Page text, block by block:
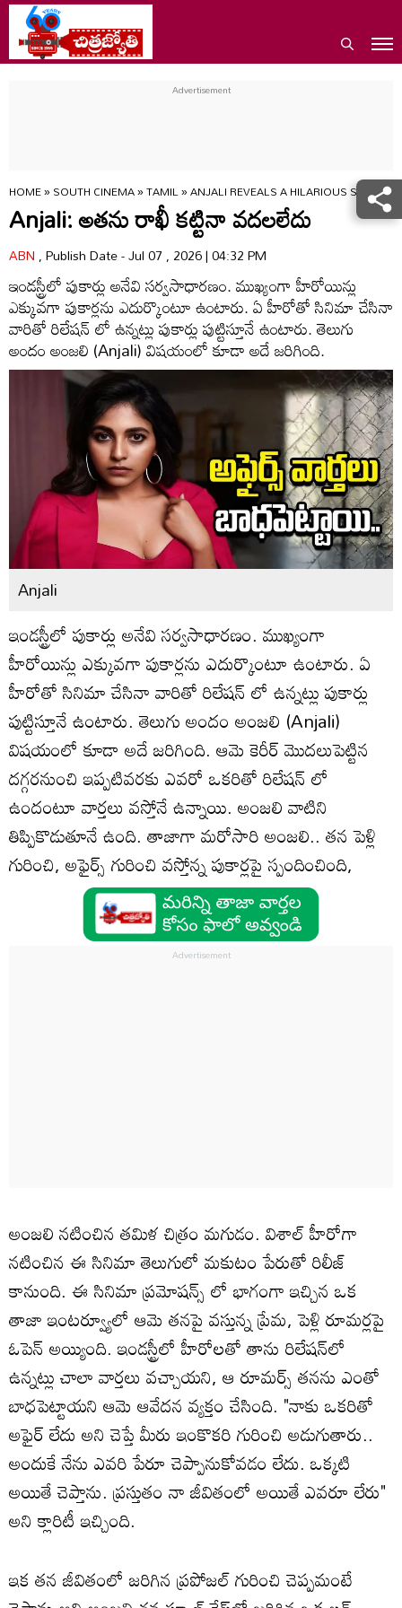
HOME»SOUTH CINEMA»TAMIL»ANJALI REVEALS A HILARIOUS
Anjali: అతను రాఖీ కట్టినా వదలలేదు
ABN, Publish Date - Jul 07 , 2026 | 04:32 PM
ఇండస్ట్రీలో పుకార్లు అనేవి సర్వసాధారణం. ముఖ్యంగా హీరోయిన్లు
ఎక్కువగా పుకార్లను ఎదుర్కొంటూ ఉంటారు. ఏ హీరోతో సినిమా చేసినా
వారితో రిలేషన్ లో ఉన్నట్లు పుకార్లు పుట్టిస్తూనే ఉంటారు. తెలుగు
అందం అంజలి (Anjali) విషయంలో కూడా అదే జరిగింది.
Anjali
ఇండస్ట్రీలో పుకార్లు అనేవి సర్వసాధారణం. ముఖ్యంగా
హీరోయిన్లు ఎక్కువగా పుకార్లను ఎదుర్కొంటూ ఉంటారు. ఏ
హీరోతో సినిమా చేసినా వారితో రిలేషన్ లో ఉన్నట్లు పుకార్లు
పుట్టిస్తూనే ఉంటారు. తెలుగు అందం అంజలి (Anjali)
విషయంలో కూడా అదే జరిగింది. ఆమె కెరీర్ మొదలుపెట్టిన
దగ్గరనుంచి ఇప్పటివరకు ఎవరో ఒకరితో రిలేషన్ లో
ఉందంటూ వార్తలు వస్తోనే ఉన్నాయి. అంజలి వాటిని
తిప్పికొడుతూనే ఉంది. తాజాగా మరోసారి అంజలి.. తన పెళ్లి
గురించి, అఫైర్స్ గురించి వస్తోన్న పుకార్లపై స్పందించింది,
అంజలి నటించిన తమిళ చిత్రం మగుడం. విశాల్ హీరోగా
నటించిన ఈ సినిమా తెలుగులో మకుటం పేరుతో రిలీజ్
కానుంది. ఈ సినిమా ప్రమోషన్స్ లో భాగంగా ఇచ్చిన ఒక
తాజా ఇంటర్వ్యూలో ఆమె తనపై వస్తున్న ప్రేమ, పెళ్లి రూమర్లపై
ఓపెన్ అయ్యింది. ఇండస్ట్రీలో హీరోలతో తాను రిలేషన్‌లో
ఉన్నట్లు చాలా వార్తలు వచ్చాయని, ఆ రూమర్స్ తనను ఎంతో
బాధపెట్టాయని ఆమె ఆవేదన వ్యక్తం చేసింది. "నాకు ఒకరితో
అఫైర్ లేదు అని చెప్తే మీరు ఇంకొకరి గురించి అడుగుతారు..
అందుకే నేను ఎవరి పేరూ చెప్పానుకోవడం లేదు. ఒక్కటి
అయితే చెప్తాను. ప్రస్తుతం నా జీవితంలో అయితే ఎవరూ లేరు"
అని క్లారిటీ ఇచ్చింది.
ఇక తన జీవితంలో జరిగిన ప్రపోజల్ గురించి చెప్పమంటే